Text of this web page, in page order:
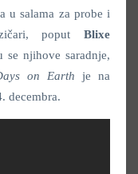
u salama za probe i
poput Blixe
se njihove saradnje,
on Earth
je na
decembra.